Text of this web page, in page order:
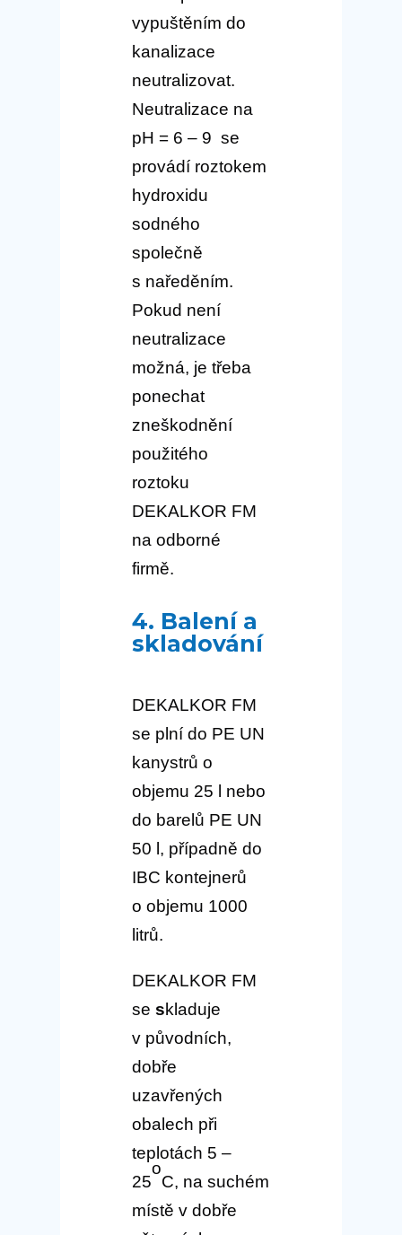
vypuštěním do
kanalizace
neutralizovat.
Neutralizace na
pH = 6 – 9 se
provádí roztokem
hydroxidu
sodného
společně
s naředěním.
Pokud není
neutralizace
možná, je třeba
ponechat
zneškodnění
použitého
roztoku
DEKALKOR FM
na odborné
firmě.
4. Balení a
skladování
DEKALKOR FM
se plní do PE UN
kanystrů o
objemu 25 l nebo
do barelů PE UN
50 l, případně do
IBC kontejnerů
o objemu 1000
litrů.
DEKALKOR FM
seskladuje
v původních,
dobře
uzavřených
obalech při
teplotách 5 –
25
o
C, na suchém
místě v dobře